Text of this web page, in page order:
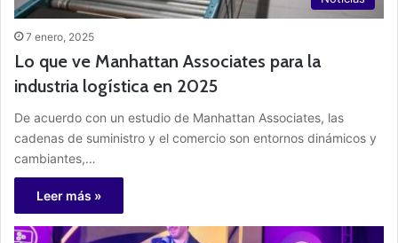
7 enero, 2025
Lo que ve Manhattan Associates para la
industria logística en 2025
De acuerdo con un estudio de Manhattan Associates, las
cadenas de suministro y el comercio son entornos dinámicos y
cambiantes,…
Leer más »